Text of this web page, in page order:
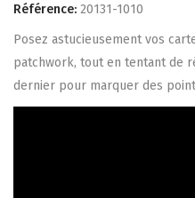
Référence: 20131-1010
Posez astucieusement vos
patchwork, tout en tentant de
dernier pour marquer des